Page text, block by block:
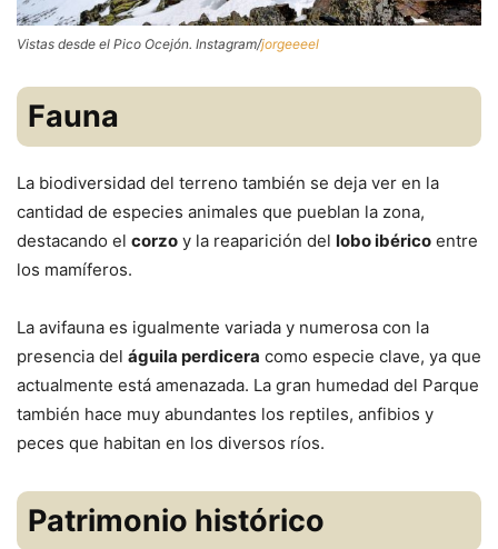
Vistas desde el Pico Ocejón. Instagram/jorgeeeel
Fauna
La biodiversidad del terreno también se deja ver en la
cantidad de especies animales que pueblan la zona,
destacando el corzo y la reaparición del lobo ibérico entre
los mamíferos.
La avifauna es igualmente variada y numerosa con la
presencia del águila perdicera como especie clave, ya que
actualmente está amenazada. La gran humedad del Parque
también hace muy abundantes los reptiles, anfibios y
peces que habitan en los diversos ríos.
Patrimonio histórico